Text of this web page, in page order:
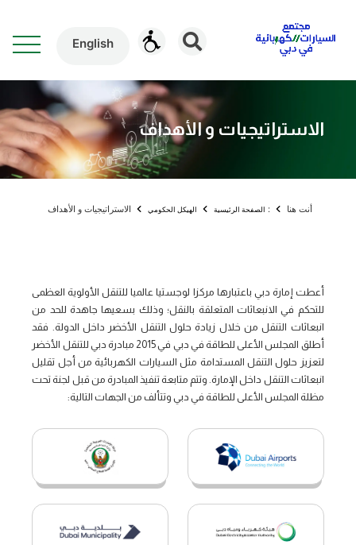
English
الاستراتيجيات و الأهداف
أنت هنا : الصفحة الرئيسية الهيكل الحكومي الاستراتيجيات و الأهداف
أعطت إمارة دبي باعتبارها مركزا لوجستيا عالميا للتنقل الأولوية العظمى
للتحكم في الانبعاثات المتعلقة بالنقل؛ وذلك بسعيها جاهدة للحد من
انبعاثات التنقل من خلال زيادة حلول التنقل الأخضر داخل الدولة. فقد
أطلق المجلس الأعلى للطاقة في دبي في 2015 مبادرة دبي للتنقل الأخضر
لتعزيز حلول التنقل المستدامة مثل السيارات الكهربائية من أجل تقليل
انبعاثات التنقل داخل الإمارة. وتتم متابعة تنفيذ المبادرة من قبل لجنة تحت
مظلة المجلس الأعلى للطاقة في دبي وتتألف من الجهات التالية: